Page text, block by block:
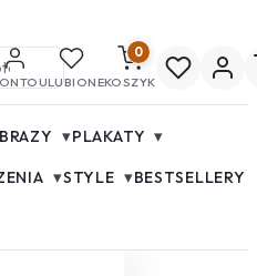
ULUBIONE
0
KOSZYK
▾PLAKATY ▾
▾STYLE ▾BESTSELLERY